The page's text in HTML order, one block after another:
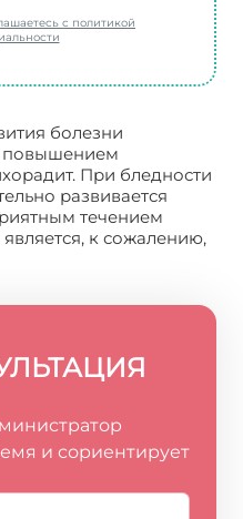
с политикой
болезни
повышением
При бледности
развивается
течением
к сожалению,
и сориентирует